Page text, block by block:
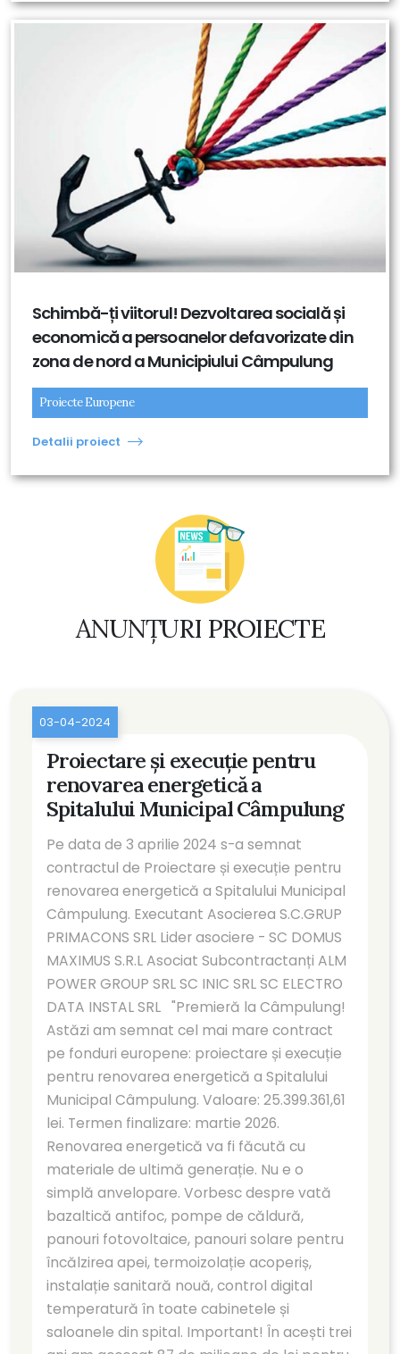
Schimbă-ți viitorul! Dezvoltarea socială și
economică a persoanelor defavorizate din
zona de nord a Municipiului Câmpulung
Proiecte Europene
Detalii proiect
ANUNȚURI PROIECTE
03-04-2024
Proiectare și execuție pentru
renovarea energetică a
Spitalului Municipal Câmpulung
Pe data de 3 aprilie 2024 s-a semnat
contractul de Proiectare și execuție pentru
renovarea energetică a Spitalului Municipal
Câmpulung. Executant Asocierea S.C.GRUP
PRIMACONS SRL Lider asociere - SC DOMUS
MAXIMUS S.R.L Asociat Subcontractanți ALM
POWER GROUP SRL SC INIC SRL SC ELECTRO
DATA INSTAL SRL "Premieră la Câmpulung!
Astăzi am semnat cel mai mare contract
pe fonduri europene: proiectare și execuție
pentru renovarea energetică a Spitalului
Municipal Câmpulung. Valoare: 25.399.361,61
lei. Termen finalizare: martie 2026.
Renovarea energetică va fi făcută cu
materiale de ultimă generație. Nu e o
simplă anvelopare. Vorbesc despre vată
bazaltică antifoc, pompe de căldură,
panouri fotovoltaice, panouri solare pentru
încălzirea apei, termoizolație acoperiș,
instalație sanitară nouă, control digital
temperatură în toate cabinetele și
saloanele din spital. Important! În acești trei